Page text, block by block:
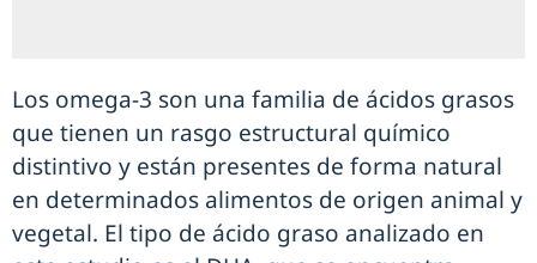
Los omega-3 son una familia de ácidos grasos
que tienen un rasgo estructural químico
distintivo y están presentes de forma natural
en determinados alimentos de origen animal y
vegetal. El tipo de ácido graso analizado en